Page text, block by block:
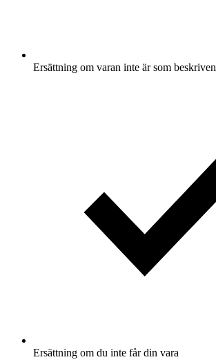
Ersättning om varan inte är som beskriven
Ersättning om du inte får din vara